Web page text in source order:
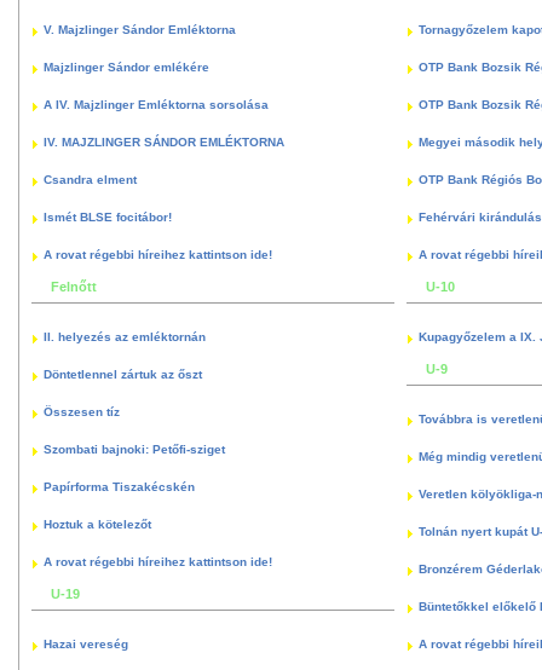
V. Majzlinger Sándor Emléktorna
Majzlinger Sándor emlékére
A IV. Majzlinger Emléktorna sorsolása
IV. MAJZLINGER SÁNDOR EMLÉKTORNA
Csandra elment
Ismét BLSE focitábor!
A rovat régebbi híreihez kattintson ide!
Felnőtt
II. helyezés az emléktornán
Döntetlennel zártuk az őszt
Összesen tíz
Szombati bajnoki: Petőfi-sziget
Papírforma Tiszakécskén
Hoztuk a kötelezőt
A rovat régebbi híreihez kattintson ide!
U-19
Hazai vereség
Tornagyőzelem
OTP Bank Bozsik
OTP Bank Bozsik
Megyei második
OTP Bank Régiós
Fehérvári kirándulás
A rovat régebbi
U-10
Kupagyőzelem a
U-9
Továbbra is
Még mindig
Veretlen kölyökliga-
Tolnán nyert kupát
Bronzérem
Büntetőkkel előkelő
A rovat régebbi